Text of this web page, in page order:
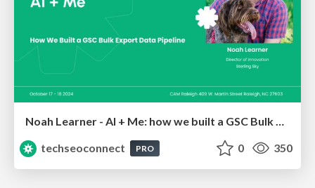
techseoconnect
PRO 0 350